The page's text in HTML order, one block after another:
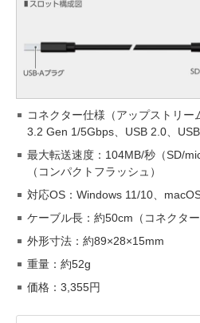
コネクター仕様（アップストリー
3.2 Gen 1/5Gbps、USB 2.0、USB
最大転送速度：104MB/秒（SD/
（コンパクトフラッシュ）
対応OS：Windows 11/10、
ケーブル長：約50cm（コネクター
外形寸法：約89×28×15mm
重量：約52g
価格：3,355円